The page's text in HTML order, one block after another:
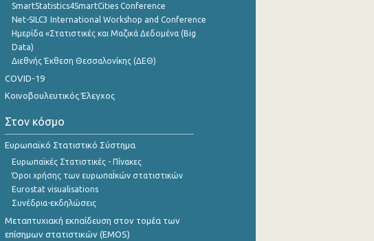
SmartStatistics4SmartCities Conference
Net-SILC3 International Workshop and Conference
Ημερίδα «Στατιστικές και Μαζικά Δεδομένα (Big
Data)
Διεθνής Έκθεση Θεσσαλονίκης (ΔΕΘ)
COVID-19
Κοινοβουλευτικός Έλεγχος
Στον κόσμο
Ευρωπαϊκό Στατιστικό Σύστημα
Ευρωπαϊκές Στατιστικές - Πίνακες
Όροι χρήσης των ευρωπαΪκών στατιστικών
Eurostat visualisations
Συνέδρια-εκδηλώσεις
Μεταπτυχιακή εκπαίδευση στον τομέα των
επίσημων στατιστικών (EMOS)